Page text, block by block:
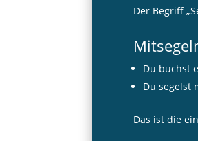
Der Begriff
Du buchst
Du segelst
Das ist die